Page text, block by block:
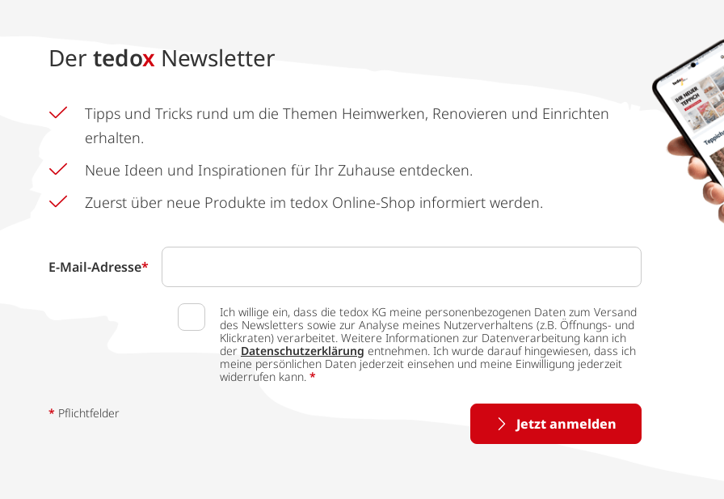
Der tedox Newsletter
Tipps und Tricks rund um die Themen Heimwerken, Renovieren und Einrichten
erhalten.
Neue Ideen und Inspirationen für Ihr Zuhause entdecken.
Zuerst über neue Produkte im tedox Online-Shop informiert werden.
E-Mail-Adresse*
Ich willige ein, dass die tedox KG meine personenbezogenen Daten zum Versand
des Newsletters sowie zur Analyse meines Nutzerverhaltens (z.B. Öffnungs- und
Klickraten) verarbeitet. Weitere Informationen zur Datenverarbeitung kann ich
der Datenschutzerklärung entnehmen. Ich wurde darauf hingewiesen, dass ich
meine persönlichen Daten jederzeit einsehen und meine Einwilligung jederzeit
widerrufen kann. *
Jetzt anmelden
* Pflichtfelder